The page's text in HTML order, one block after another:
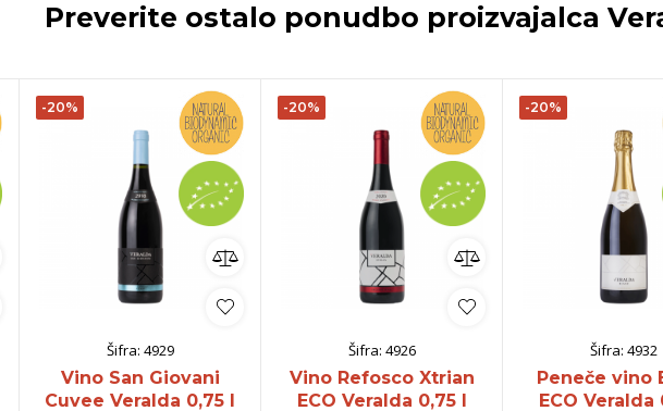
Preverite ostalo ponudbo proizvajalca
-20%
Šifra: 4929
Vino San Giovani
Cuvee Veralda 0,75 l
-20%
Šifra: 4926
Vino Refosco Xtrian
ECO Veralda 0,75 l
-20%
Šifra: 4932
Peneče vino
ECO Veralda